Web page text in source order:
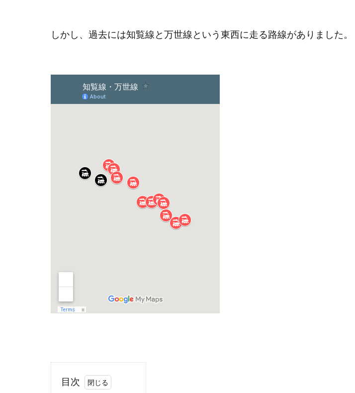
しかし、過去には知覧線と万世線という東西に走る路線がありました。
目次